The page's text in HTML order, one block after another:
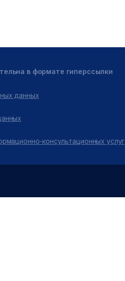
в формате гиперссылки
данных
консультационных услуг